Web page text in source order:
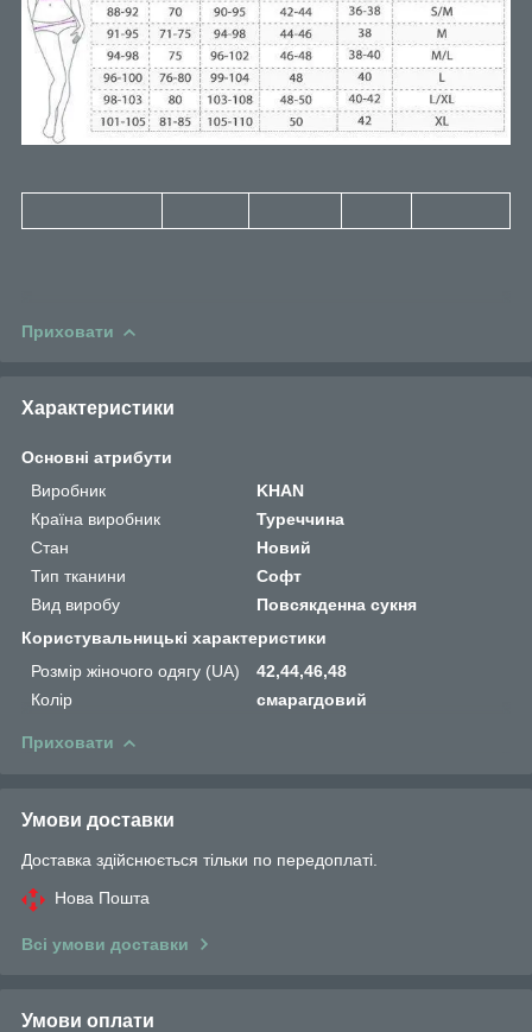
Приховати
Характеристики
Основні атрибути
Виробник
KHAN
Країна виробник
Туреччина
Стан
Новий
Тип тканини
Софт
Вид виробу
Повсякденна сукня
Користувальницькі характеристики
Розмір жіночого одягу (UA)
42,44,46,48
Колір
смарагдовий
Приховати
Умови доставки
Доставка здійснюється тільки по передоплаті.
Нова Пошта
Всі умови доставки
Умови оплати